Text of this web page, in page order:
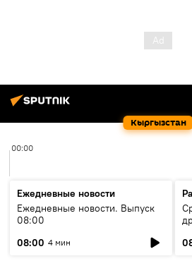
Кыргызстан
00:00
Ежедневные новости
Ежедневные новости. Выпуск
08:00
08:00 4 мин